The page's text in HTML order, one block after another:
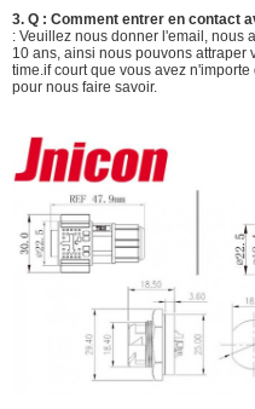
3. Q : Comment entrer en contact
: Veuillez nous donner l'email, nous
10 ans, ainsi nous pouvons attraper
time.if court que vous avez
pour nous faire savoir.